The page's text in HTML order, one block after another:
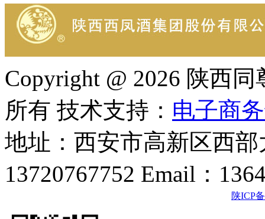
Copyright @ 2026 陕西
所有 技术支持： 电子商
地址：西安市高新区西
13720767752 Email：
陕ICP